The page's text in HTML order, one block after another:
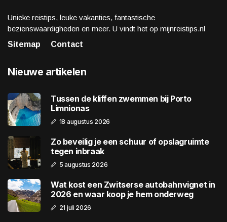
Unieke reistips, leuke vakanties, fantastische
bezienswaardigheden en meer. U vindt het op mijnreistips.nl
Sitemap
Contact
Nieuwe artikelen
Tussen de kliffen zwemmen bij Porto
Limnionas
18 augustus 2026
Zo beveilig je een schuur of opslagruimte
tegen inbraak
5 augustus 2026
Wat kost een Zwitserse autobahnvignet in
2026 en waar koop je hem onderweg
21 juli 2026